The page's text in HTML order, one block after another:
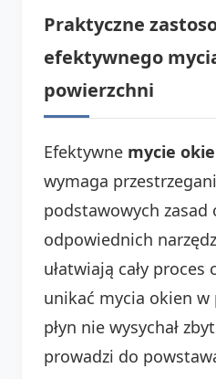
Praktyczne
efektywnego
powierzchni
Efektywne mycie
wymaga
podstawowych zasad
odpowiednich
ułatwiają cały proces
unikać mycia okien w
płyn nie wysychał
prowadzi do